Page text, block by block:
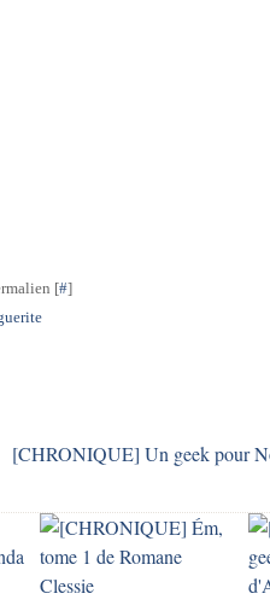
[#]
[CHRONIQUE] Un geek pour